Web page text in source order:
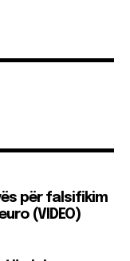
për falsifikim
(VIDEO)